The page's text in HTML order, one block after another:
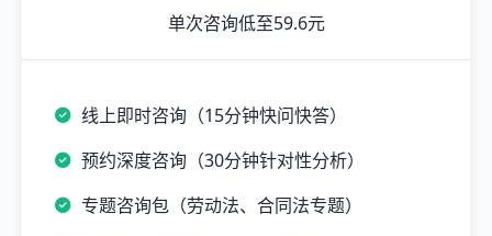
单次咨询低至59.6元
线上即时咨询（15分钟快问快答）
预约深度咨询（30分钟针对性分析）
专题咨询包（劳动法、合同法专题）